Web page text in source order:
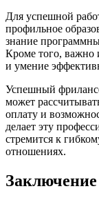
Для успешной
профильное
знание
Кроме того, важно
и умение
Успешный
может
оплату и
делает эту
стремится к
отношениях.
Заключение